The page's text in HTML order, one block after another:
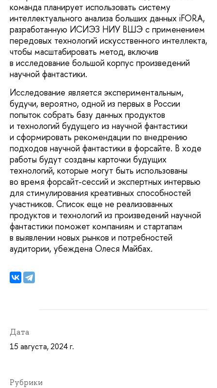
команда планирует использовать систему
интеллектуального анализа больших данных iFORA,
разработанную ИСИЭЗ НИУ ВШЭ с применением
передовых технологий искусственного интеллекта,
чтобы масштабировать метод, включив
в исследование большой корпус произведений
научной фантастики.
Исследование является экспериментальным,
будучи, вероятно, одной из первых в России
попыток собрать базу данных продуктов
и технологий будущего из научной фантастики
и сформировать рекомендации по внедрению
подходов научной фантастики в форсайте. В ходе
работы будут созданы карточки будущих
технологий, которые могут быть использованы
во время форсайт-сессий и экспертных интервью
для стимулирования креативных способностей
участников. Список еще не реализованных
продуктов и технологий из произведений научной
фантастики поможет компаниям и стартапам
в выявлении новых рынков и потребностей
аудитории, убеждена Олеся Майбах.
Дата
15 августа, 2024 г.
Рубрики